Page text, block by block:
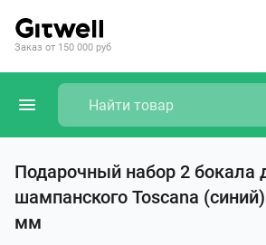
Заказ от 150 000 руб
Подарочный набор 2 бокала
шампанского Toscana
мм